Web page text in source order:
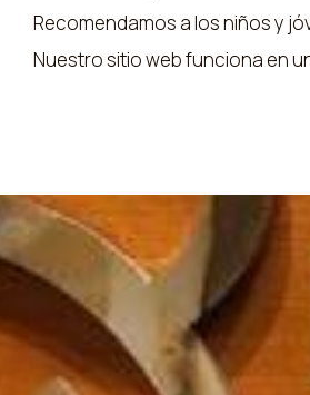
Recomendamos a los niños y
Nuestro sitio web funciona en